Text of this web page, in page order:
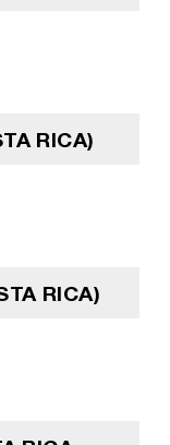
RICA)
RICA)